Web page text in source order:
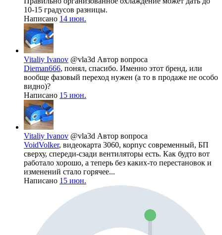
10-15 градусов разницы.
Написано 14 июн.
Vitaliy Ivanov @vla3d Автор вопроса
Dieman666, понял, спасибо. Именно этот бренд, или
вообще фазовый переход нужен (а то в продаже не особо
видно)?
Написано 15 июн.
Vitaliy Ivanov @vla3d Автор вопроса
VoidVolker, видеокарта 3060, корпус современный, БП
сверху, спереди-сзади вентиляторы есть. Как будто вот
работало хорошо, а теперь без каких-то перестановок и
изменений стало горячее...
Написано 15 июн.